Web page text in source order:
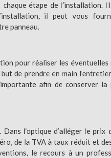
étape de l’installation.
il peut vous
panneau.
pour réaliser les
de prendre en main
afin de conserver la
l’optique d’alléger le prix
de la TVA à taux réduit et
le recours à un